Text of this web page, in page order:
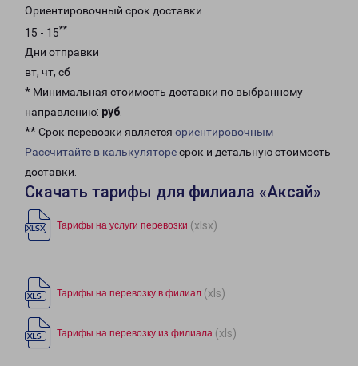
Ориентировочный срок доставки
15 - 15**
Дни отправки
вт, чт, сб
* Минимальная стоимость доставки по выбранному
направлению: руб.
** Срок перевозки является ориентировочным
Рассчитайте в калькуляторесрок и детальную стоимость
доставки.
Скачать тарифы для филиала «Аксай»
Тарифы на услуги перевозки (xlsx)
Тарифы на перевозку в филиал (xls)
Тарифы на перевозку из филиала (xls)